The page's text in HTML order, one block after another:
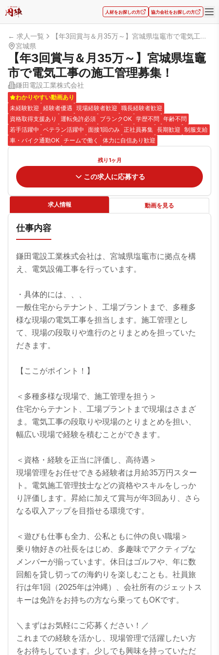
人材をお探しの方 協力会社をお探しの方
← 求人一覧
【年3回賞与＆月35万～】宮城県塩竈市で電気工事の施工管理募集！
宮城県
【年3回賞与＆月35万～】宮城県塩竈
市で電気工事の施工管理募集！
鎌田電設工業株式会社
わかりやすい動画あり
未経験歓迎 経験者優遇 現場経験者歓迎 職長経験者歓迎
資格取得支援あり
運転免許必須 ブランクOK 学歴不問 年齢不問
若手活躍中 ベテラン活躍中 面接1回のみ 正社員募集 長期歓迎 制服支給
車・バイク通勤OK チームで働く 体力に自信あり歓迎
残り1ヶ月
この求人に応募する
求人情報 動画を見る
仕事内容
鎌田電設工業株式会社は、宮城県塩竈市に拠点を構
え、電気設備工事を行っています。
・具体的には、、、
一般住宅からテナント、工場プラントまで、多種多
様な現場の電気工事を担当します。施工管理とし
て、現場の段取りや進行のとりまとめを担っていた
だきます。
【ここがポイント！】
＜多種多様な現場で、施工管理を担う＞
住宅からテナント、工場プラントまで現場はさまざ
ま。電気工事の段取りや現場のとりまとめを担い、
幅広い現場で経験を積むことができます。
＜資格・経験を正当に評価し、高待遇＞
現場管理をお任せできる経験者は月給35万円スター
ト。電気施工管理技士などの資格やスキルをしっか
り評価します。昇給に加えて賞与が年3回あり、さら
なる収入アップを目指せる環境です。
＜遊びも仕事も全力、公私ともに仲の良い職場＞
乗り物好きの社長をはじめ、多趣味でアクティブな
メンバーが揃っています。休日はゴルフや、年に数
回船を貸し切っての海釣りを楽しむことも。社員旅
行は年1回（2025年は沖縄）、会社所有のジェットス
キーは免許をお持ちの方なら乗ってもOKです。
＼まずはお気軽にご応募ください！／
これまでの経験を活かし、現場管理で活躍したい方
をお待ちしています。少しでも興味を持っていただ